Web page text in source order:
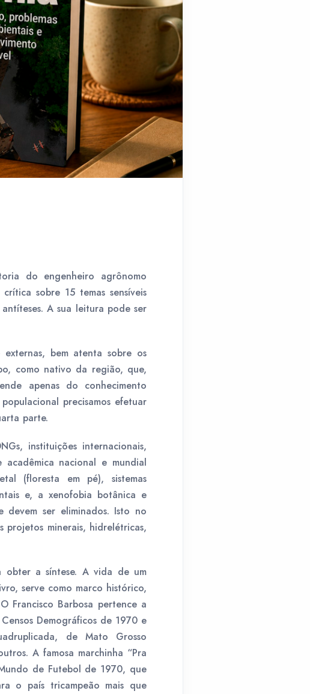
do engenheiro agrônomo
sobre 15 temas sensíveis
A sua leitura pode ser
bem atenta sobre os
como nativo da região, que,
apenas do conhecimento
precisamos efetuar
parte.
instituições internacionais,
nacional e mundial
(floresta em pé), sistemas
e, a xenofobia botânica e
devem ser eliminados. Isto no
minerais, hidrelétricas,
obter a síntese. A vida de um
serve como marco histórico,
Francisco Barbosa pertence a
Demográficos de 1970 e
de Mato Grosso
A famosa marchinha “Pra
de Futebol de 1970, que
o país tricampeão mais que